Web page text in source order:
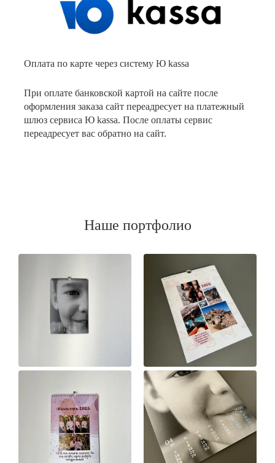
Оплата по карте через систему Ю kassa
При оплате банковской картой на сайте после
оформления заказа сайт переадресует на платежный
шлюз сервиса Ю kassa. После оплаты сервис
переадресует вас обратно на сайт.
Наше портфолио